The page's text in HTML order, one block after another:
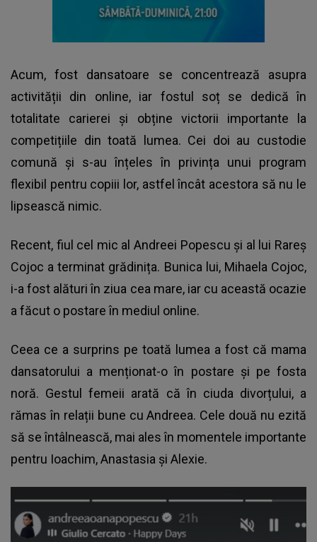
Acum, fost dansatoare se concentrează asupra
activității din online, iar fostul soț se dedică în
totalitate carierei și obține victorii importante la
competițiile din toată lumea. Cei doi au custodie
comună și s-au înțeles în privința unui program
flexibil pentru copiii lor, astfel încât acestora să nu le
lipsească nimic.
Recent, fiul cel mic al Andreei Popescu și al lui Rareș
Cojoc a terminat grădinița. Bunica lui, Mihaela Cojoc,
i-a fost alături în ziua cea mare, iar cu această ocazie
a făcut o postare în mediul online.
Ceea ce a surprins pe toată lumea a fost că mama
dansatorului a menționat-o în postare și pe fosta
noră. Gestul femeii arată că în ciuda divorțului, a
rămas în relații bune cu Andreea. Cele două nu ezită
să se întâlnească, mai ales în momentele importante
pentru Ioachim, Anastasia și Alexie.